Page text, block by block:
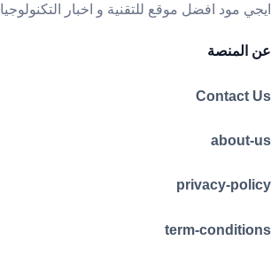
ايجي مود افضل موقع للتقنية و اخبار التكنولوجيا
عن المنصة
Contact Us
about-us
privacy-policy
term-conditions